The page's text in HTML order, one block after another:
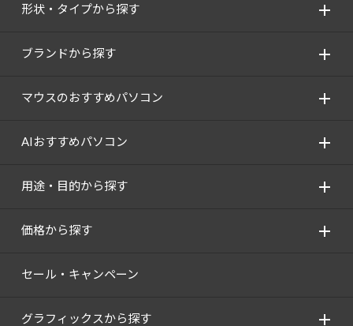
形状・タイプから探す
ブランドから探す
マウスのおすすめパソコン
AIおすすめパソコン
用途・目的から探す
価格から探す
セール・キャンペーン
グラフィックスから探す